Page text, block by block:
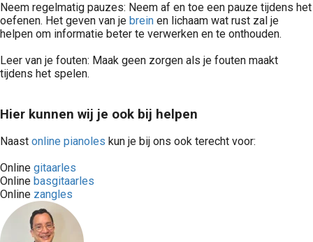
Neem regelmatig pauzes: Neem af en toe een pauze tijdens het
oefenen. Het geven van je brein en lichaam wat rust zal je
helpen om informatie beter te verwerken en te onthouden.
Leer van je fouten: Maak geen zorgen als je fouten maakt
tijdens het spelen.
Hier kunnen wij je ook bij helpen
Naast online pianoles kun je bij ons ook terecht voor:
Online gitaarles
Online basgitaarles
Online zangles